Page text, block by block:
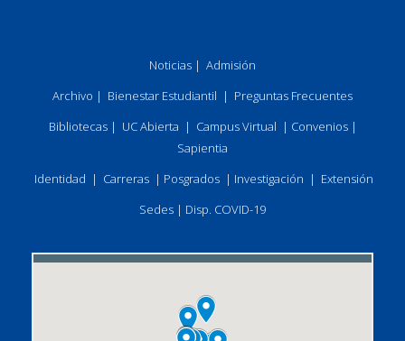
Noticias | Admisión
Archivo | Bienestar Estudiantil | Preguntas Frecuentes
Bibliotecas| UC Abierta | Campus Virtual | Convenios|
Sapientia
Identidad | Carreras | Posgrados | Investigación | Extensión
Sedes | Disp. COVID-19